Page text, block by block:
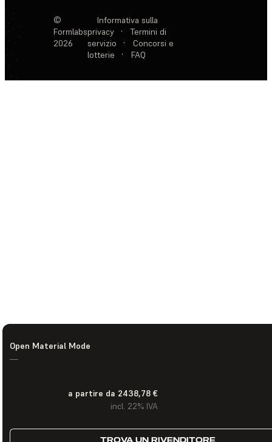
Open Material Mode
—
a partire da 2438,78 €
incl. 22% IVA
TROVA UN RIVENDITORE
©
Formlabs
2026
Informativa sulla
privacy
·
Termini di
servizio
·
Concorsi e
lotterie
· FAQ